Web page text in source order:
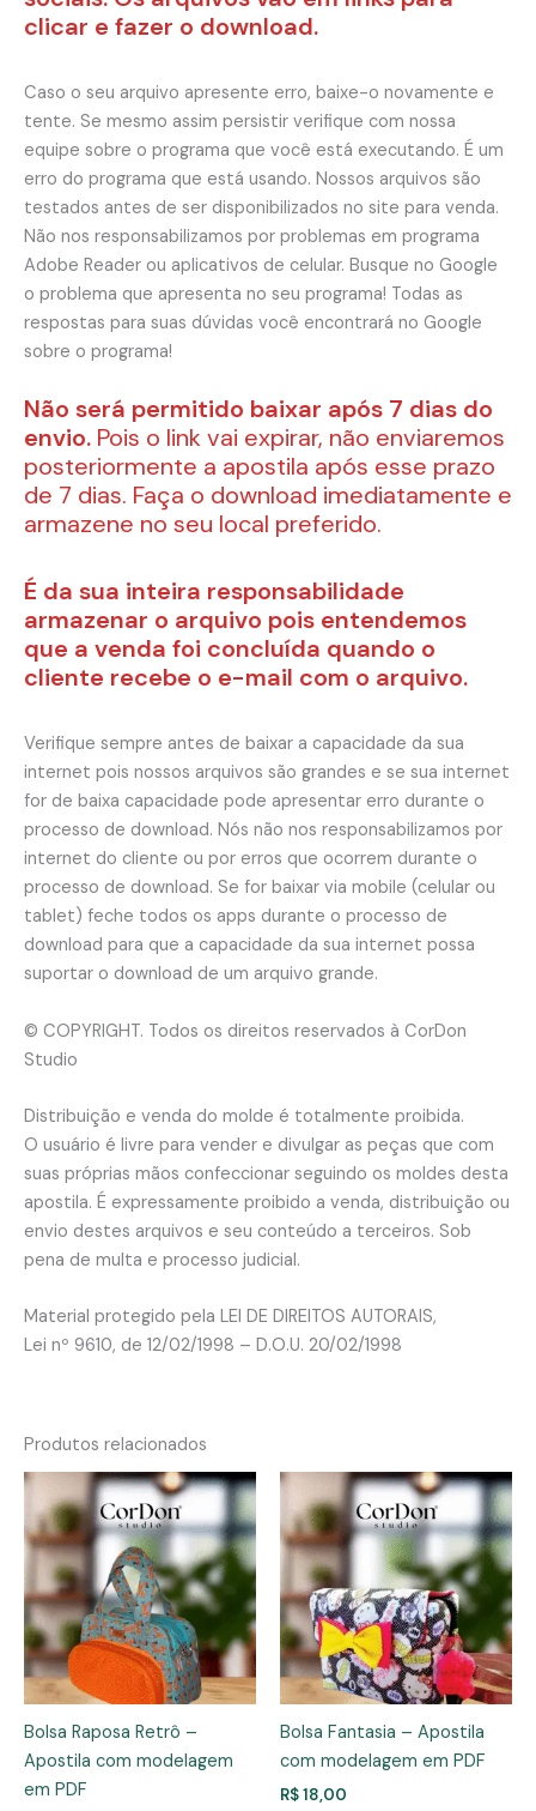
clicar e fazer o download.
Caso o seu arquivo apresente erro, baixe-o novamente e
tente. Se mesmo assim persistir verifique com nossa
equipe sobre o programa que você está executando. É um
erro do programa que está usando. Nossos arquivos são
testados antes de ser disponibilizados no site para venda.
Não nos responsabilizamos por problemas em programa
Adobe Reader ou aplicativos de celular. Busque no Google
o problema que apresenta no seu programa! Todas as
respostas para suas dúvidas você encontrará no Google
sobre o programa!
Não será permitido baixar após 7 dias do
envio. Pois o link vai expirar, não enviaremos
posteriormente a apostila após esse prazo
de 7 dias. Faça o download imediatamente e
armazene no seu local preferido.
É da sua inteira responsabilidade
armazenar o arquivo pois entendemos
que a venda foi concluída quando o
cliente recebe o e-mail com o arquivo.
Verifique sempre antes de baixar a capacidade da sua
internet pois nossos arquivos são grandes e se sua internet
for de baixa capacidade pode apresentar erro durante o
processo de download. Nós não nos responsabilizamos por
internet do cliente ou por erros que ocorrem durante o
processo de download. Se for baixar via mobile (celular ou
tablet) feche todos os apps durante o processo de
download para que a capacidade da sua internet possa
suportar o download de um arquivo grande.
© COPYRIGHT. Todos os direitos reservados à CorDon
Studio
Distribuição e venda do molde é totalmente proibida.
O usuário é livre para vender e divulgar as peças que com
suas próprias mãos confeccionar seguindo os moldes desta
apostila. É expressamente proibido a venda, distribuição ou
envio destes arquivos e seu conteúdo a terceiros. Sob
pena de multa e processo judicial.
Material protegido pela LEI DE DIREITOS AUTORAIS,
Lei nº 9610, de 12/02/1998 – D.O.U. 20/02/1998
Produtos relacionados
Bolsa Raposa Retrô –
Apostila com modelagem
em PDF
Bolsa Fantasia – Apostila
com modelagem em PDF
R$18,00